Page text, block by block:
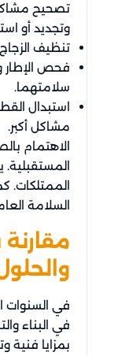
تصحيح
وتجديد أو
تنظيف الزجاج
فحص الإطار
سلامتهما.
استبدال
مشاكل أكبر.
الاهتمام
الممتلكات.
السلامة
في السنوات
في البناء
بمزايا فنية